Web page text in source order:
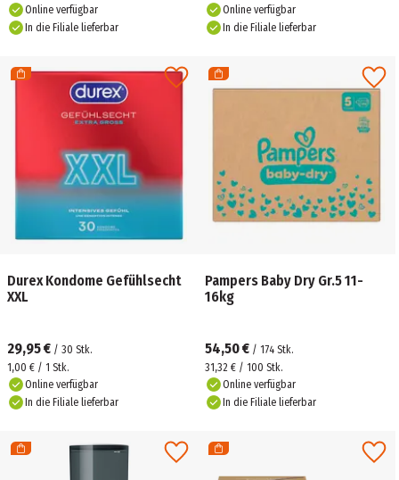
Online verfügbar
In die Filiale lieferbar
Online verfügbar
In die Filiale lieferbar
Durex Kondome Gefühlsecht
XXL
29,95 € / 30 Stk.
1,00 € / 1 Stk.
Online verfügbar
In die Filiale lieferbar
Pampers Baby Dry Gr.5 11-
16kg
54,50 € / 174 Stk.
31,32 € / 100 Stk.
Online verfügbar
In die Filiale lieferbar